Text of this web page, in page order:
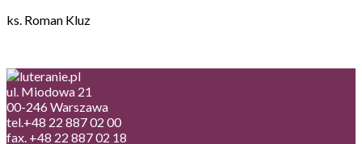
ks. Roman Kluz
ul. Miodowa 21
00-246 Warszawa
tel.+48 22 887 02 00
fax. +48 22 887 02 18